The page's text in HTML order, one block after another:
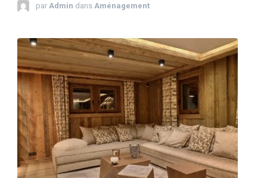
par Admin dans Aménagement